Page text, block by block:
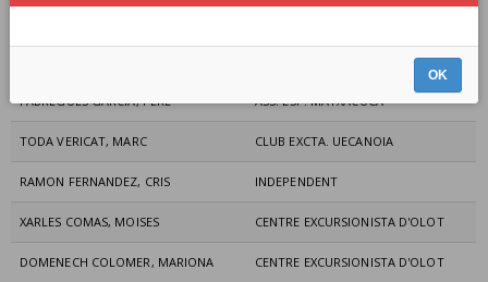
FABREGUES GARCIA, PERE ASS. ESP. MATXACUCA
TODA VERICAT, MARC CLUB EXCTA. UECANOIA
RAMON FERNANDEZ, CRIS INDEPENDENT
XARLES COMAS, MOISES CENTRE EXCURSIONISTA D'OLOT
DOMENECH COLOMER, MARIONA CENTRE EXCURSIONISTA D'OLOT
OK